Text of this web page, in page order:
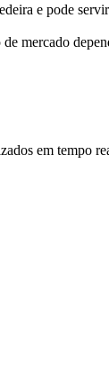
e pode
mercado
em tempo